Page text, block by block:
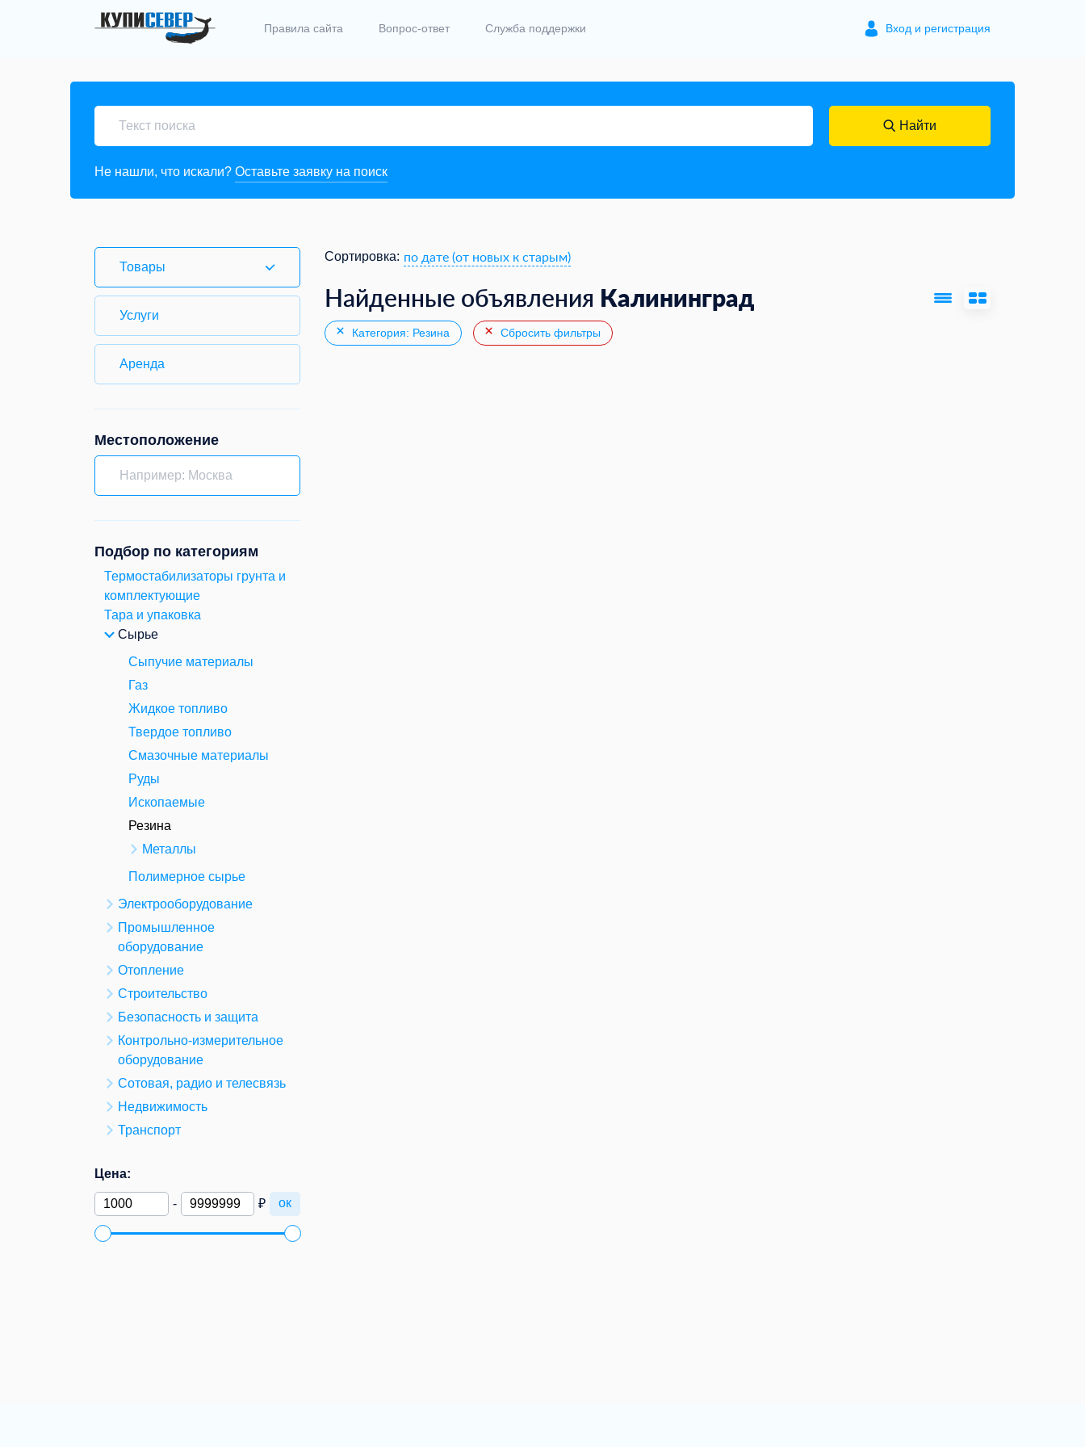
Правила сайта Вопрос-ответ Служба поддержки Вход и регистрация
Найти
Не нашли, что искали? Оставьте заявку на поиск
Товары
Услуги
Аренда
Местоположение
Подбор по категориям
Термостабилизаторы грунта и
комплектующие
Тара и упаковка
Сырье
Сыпучие материалы
Газ
Жидкое топливо
Твердое топливо
Смазочные материалы
Руды
Ископаемые
Резина
Металлы
Полимерное сырье
Электрооборудование
Промышленное
оборудование
Отопление
Строительство
Безопасность и защита
Контрольно-измерительное
оборудование
Сотовая, радио и телесвязь
Недвижимость
Транспорт
Цена:
- ₽ ок
Сортировка: по дате (от новых к старым)
Найденные объявления Калининград
Категория: Резина Сбросить фильтры